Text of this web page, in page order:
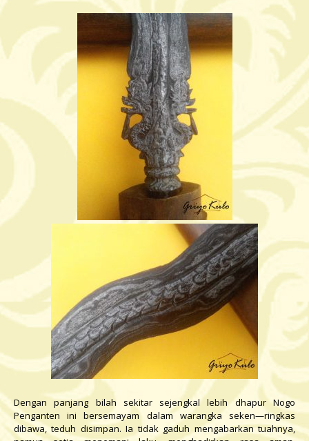
Dengan panjang bilah sekitar sejengkal lebih dhapur Nogo
Penganten ini bersemayam dalam warangka seken—ringkas
dibawa, teduh disimpan. Ia tidak gaduh mengabarkan tuahnya,